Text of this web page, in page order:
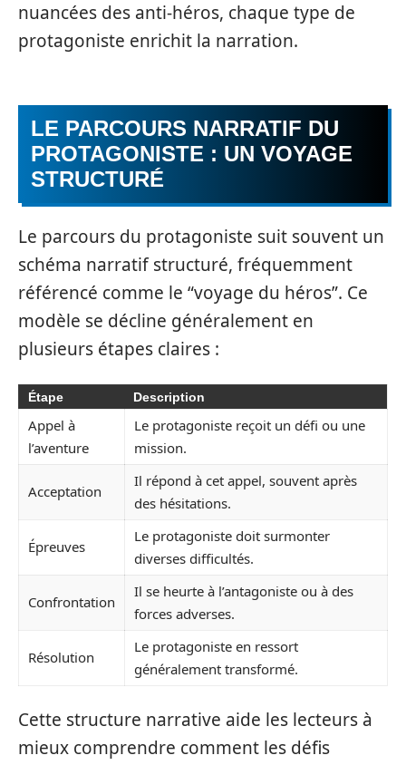
nuancées des anti-héros, chaque type de
protagoniste enrichit la narration.
LE PARCOURS NARRATIF DU
PROTAGONISTE : UN VOYAGE
STRUCTURÉ
Le parcours du protagoniste suit souvent un
schéma narratif structuré, fréquemment
référencé comme le “voyage du héros”. Ce
modèle se décline généralement en
plusieurs étapes claires :
Étape Description
Appel à
l’aventure
Le protagoniste reçoit un défi ou une
mission.
Acceptation
Il répond à cet appel, souvent après
des hésitations.
Épreuves
Le protagoniste doit surmonter
diverses difficultés.
Confrontation
Il se heurte à l’antagoniste ou à des
forces adverses.
Résolution
Le protagoniste en ressort
généralement transformé.
Cette structure narrative aide les lecteurs à
mieux comprendre comment les défis